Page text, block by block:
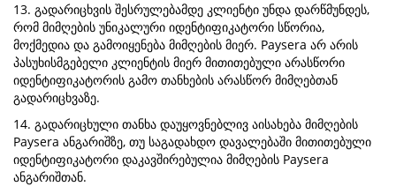
13. გადარიცხვის შესრულებამდე კლიენტი უნდა დარწმუნდეს,
რომ მიმღების უნიკალური იდენტიფიკატორი სწორია,
მოქმედია და გამოიყენება მიმღების მიერ. Paysera არ არის
პასუხისმგებელი კლიენტის მიერ მითითებული არასწორი
იდენტიფიკატორის გამო თანხების არასწორ მიმღებთან
გადარიცხვაზე.
14. გადარიცხული თანხა დაუყოვნებლივ აისახება მიმღების
Paysera ანგარიშზე, თუ საგადახდო დავალებაში მითითებული
იდენტიფიკატორი დაკავშირებულია მიმღების Paysera
ანგარიშთან.